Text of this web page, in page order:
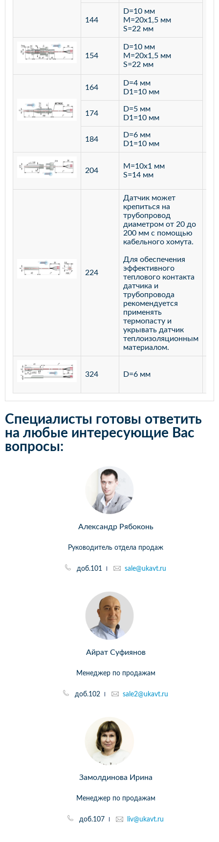
144
D=10 мм
M=20х1,5 мм
S=22 мм
154
D=10 мм
M=20х1,5 мм
S=22 мм
164
D=4 мм
D1=10 мм
174
D=5 мм
D1=10 мм
184
D=6 мм
D1=10 мм
204
M=10х1 мм
S=14 мм
224
Датчик может
крепиться на
трубопровод
диаметром от 20 до
200 мм с помощью
кабельного хомута.
Для обеспечения
эффективного
теплового контакта
датчика и
трубопровода
рекомендуется
применять
термопасту и
укрывать датчик
теплоизоляционным
материалом.
324 D=6 мм
Специалисты готовы ответить
на любые интересующие Вас
вопросы:
Александр Рябоконь
Руководитель отдела продаж
доб.101 sale@ukavt.ru
Айрат Суфиянов
Менеджер по продажам
доб.102 sale2@ukavt.ru
Замолдинова Ирина
Менеджер по продажам
доб.107 liv@ukavt.ru